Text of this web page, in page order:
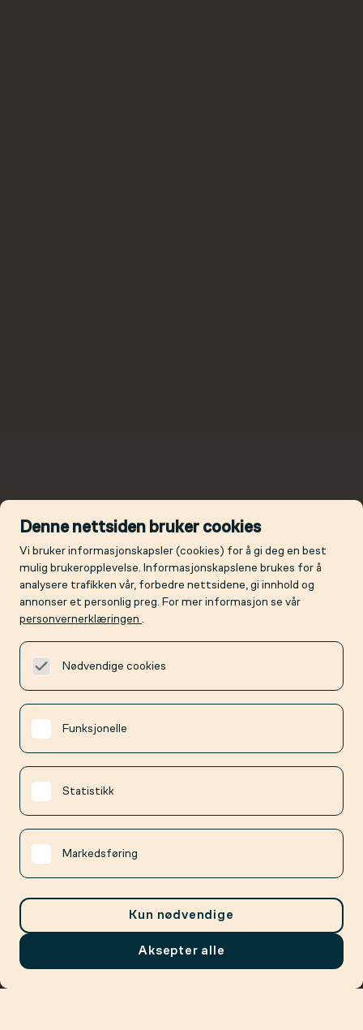
Meny
Denne nettsiden bruker cookies
Vi bruker informasjonskapsler (cookies) for å gi deg en best
mulig brukeropplevelse. Informasjonskapslene brukes for å
analysere trafikken vår, forbedre nettsidene, gi innhold og
annonser et personlig preg. For mer informasjon se vår
personvernerklæringen .
Nødvendige cookies
Funksjonelle
Statistikk
Markedsføring
Kun nødvendige
Aksepter alle